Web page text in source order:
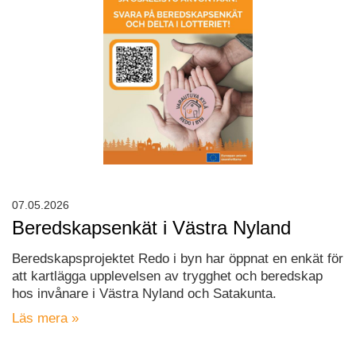
Beredskapsenkät i Västra Nyland
Beredskapsprojektet Redo i byn har öppnat en enkät för
att kartlägga upplevelsen av trygghet och beredskap
hos invånare i Västra Nyland och Satakunta.
Läs mera »
07.05.2026